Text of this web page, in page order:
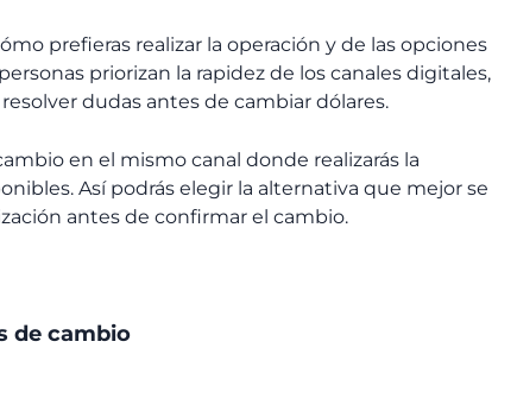
prefieras realizar la operación y de las opciones
priorizan la rapidez de los canales digitales,
dudas antes de cambiar dólares.
en el mismo canal donde realizarás la
Así podrás elegir la alternativa que mejor se
antes de confirmar el cambio.
de cambio